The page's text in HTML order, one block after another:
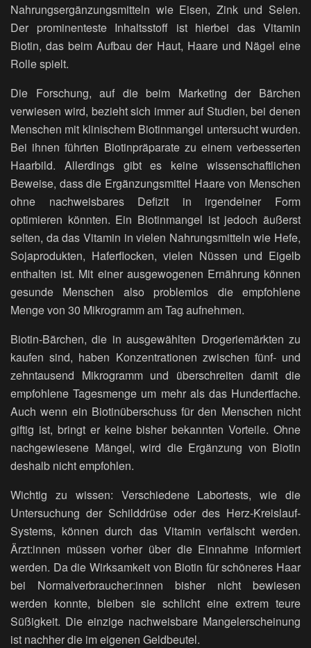
Nahrungsergänzungsmitteln wie Eisen, Zink und Selen.
Der prominenteste Inhaltsstoff ist hierbei das Vitamin
Biotin, das beim Aufbau der Haut, Haare und Nägel eine
Rolle spielt.
Die Forschung, auf die beim Marketing der Bärchen
verwiesen wird, bezieht sich immer auf Studien, bei denen
Menschen mit klinischem Biotinmangel untersucht wurden.
Bei ihnen führten Biotinpräparate zu einem verbesserten
Haarbild. Allerdings gibt es keine wissenschaftlichen
Beweise, dass die Ergänzungsmittel Haare von Menschen
ohne nachweisbares Defizit in irgendeiner Form
optimieren könnten. Ein Biotinmangel ist jedoch äußerst
selten, da das Vitamin in vielen Nahrungsmitteln wie Hefe,
Sojaprodukten, Haferflocken, vielen Nüssen und Eigelb
enthalten ist. Mit einer ausgewogenen Ernährung können
gesunde Menschen also problemlos die empfohlene
Menge von 30 Mikrogramm am Tag aufnehmen.
Biotin-Bärchen, die in ausgewählten Drogeriemärkten zu
kaufen sind, haben Konzentrationen zwischen fünf- und
zehntausend Mikrogramm und überschreiten damit die
empfohlene Tagesmenge um mehr als das Hundertfache.
Auch wenn ein Biotinüberschuss für den Menschen nicht
giftig ist, bringt er keine bisher bekannten Vorteile. Ohne
nachgewiesene Mängel, wird die Ergänzung von Biotin
deshalb nicht empfohlen.
Wichtig zu wissen: Verschiedene Labortests, wie die
Untersuchung der Schilddrüse oder des Herz-Kreislauf-
Systems, können durch das Vitamin verfälscht werden.
Ärzt:innen müssen vorher über die Einnahme informiert
werden. Da die Wirksamkeit von Biotin für schöneres Haar
bei Normalverbraucher:innen bisher nicht bewiesen
werden konnte, bleiben sie schlicht eine extrem teure
Süßigkeit. Die einzige nachweisbare Mangelerscheinung
ist nachher die im eigenen Geldbeutel.